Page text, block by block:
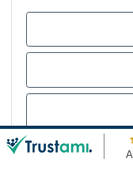
Bequem bezahlen